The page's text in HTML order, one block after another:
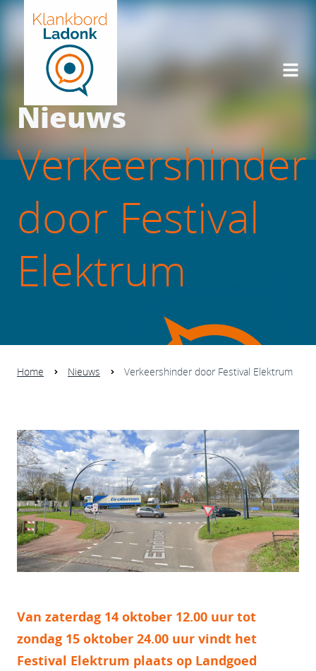
Nieuws
Verkeershinder
door Festival
Elektrum
Home Nieuws Verkeershinder door Festival Elektrum
Van zaterdag 14 oktober 12.00 uur tot
zondag 15 oktober 24.00 uur vindt het
Festival Elektrum plaats op Landgoed